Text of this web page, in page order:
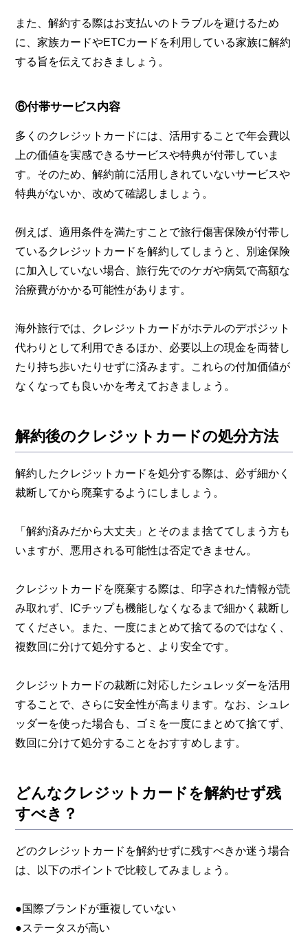
また、解約する際はお支払いのトラブルを避けるため
に、家族カードやETCカードを利用している家族に解約
する旨を伝えておきましょう。
⑥付帯サービス内容
多くのクレジットカードには、活用することで年会費以
上の価値を実感できるサービスや特典が付帯していま
す。そのため、解約前に活用しきれていないサービスや
特典がないか、改めて確認しましょう。
例えば、適用条件を満たすことで旅行傷害保険が付帯し
ているクレジットカードを解約してしまうと、別途保険
に加入していない場合、旅行先でのケガや病気で高額な
治療費がかかる可能性があります。
海外旅行では、クレジットカードがホテルのデポジット
代わりとして利用できるほか、必要以上の現金を両替し
たり持ち歩いたりせずに済みます。これらの付加価値が
なくなっても良いかを考えておきましょう。
解約後のクレジットカードの処分方法
解約したクレジットカードを処分する際は、必ず細かく
裁断してから廃棄するようにしましょう。
「解約済みだから大丈夫」とそのまま捨ててしまう方も
いますが、悪用される可能性は否定できません。
クレジットカードを廃棄する際は、印字された情報が読
み取れず、ICチップも機能しなくなるまで細かく裁断し
てください。また、一度にまとめて捨てるのではなく、
複数回に分けて処分すると、より安全です。
クレジットカードの裁断に対応したシュレッダーを活用
することで、さらに安全性が高まります。なお、シュレ
ッダーを使った場合も、ゴミを一度にまとめて捨てず、
数回に分けて処分することをおすすめします。
どんなクレジットカードを解約せず残
すべき？
どのクレジットカードを解約せずに残すべきか迷う場合
は、以下のポイントで比較してみましょう。
●国際ブランドが重複していない
●ステータスが高い